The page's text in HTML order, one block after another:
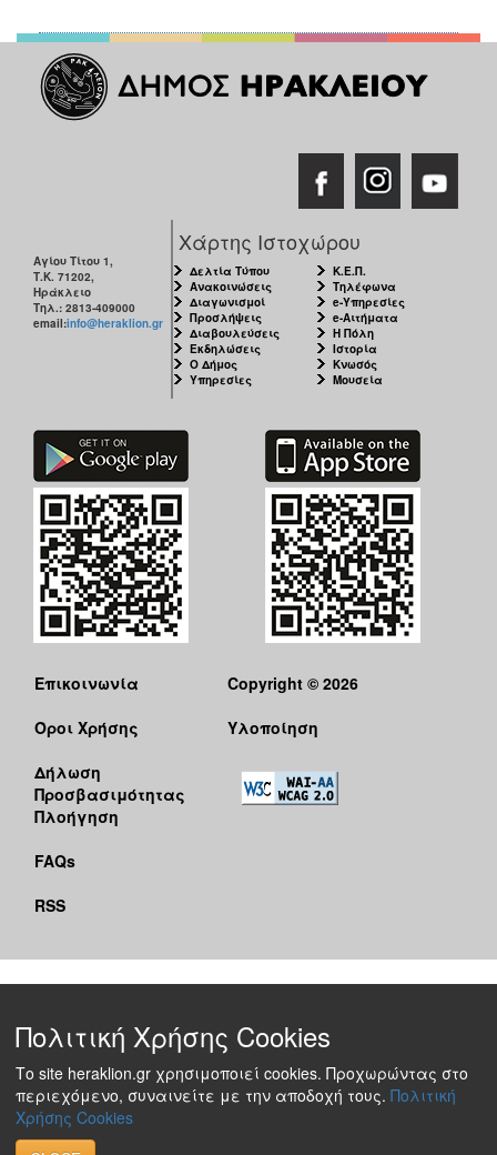
Αγίου Τίτου 1,
Τ.Κ. 71202,
Ηράκλειο
Τηλ.: 2813-409000
email:info@heraklion.gr
Χάρτης Ιστοχώρου
Δελτία Τύπου
Ανακοινώσεις
Διαγωνισμοί
Προσλήψεις
Διαβουλεύσεις
Εκδηλώσεις
Ο Δήμος
Υπηρεσίες
Κ.Ε.Π.
Τηλέφωνα
e-Υπηρεσίες
e-Αιτήματα
Η Πόλη
Ιστορία
Κνωσός
Μουσεία
Επικοινωνία
Όροι Χρήσης
Δήλωση
Προσβασιμότητας
Πλοήγηση
FAQs
RSS
Copyright © 2026
Υλοποίηση
Πολιτική Χρήσης Cookies
Το site heraklion.gr χρησιμοποιεί cookies. Προχωρώντας στο
περιεχόμενο, συναινείτε με την αποδοχή τους. Πολιτική
Χρήσης Cookies